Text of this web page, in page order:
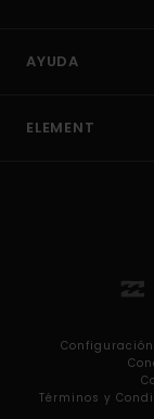
AYUDA
ELEMENT
Términos y